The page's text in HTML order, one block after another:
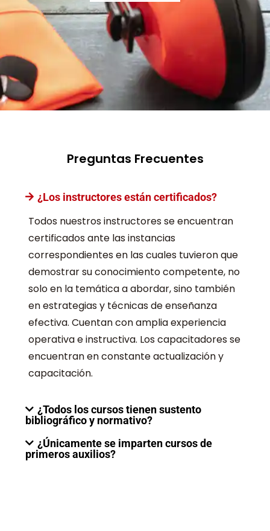
Preguntas Frecuentes
¿Los instructores están certificados?
Todos nuestros instructores se encuentran
certificados ante las instancias
correspondientes en las cuales tuvieron que
demostrar su conocimiento competente, no
solo en la temática a abordar, sino también
en estrategias y técnicas de enseñanza
efectiva. Cuentan con amplia experiencia
operativa e instructiva. Los capacitadores se
encuentran en constante actualización y
capacitación.
¿Todos los cursos tienen sustento
bibliográfico y normativo?
¿Únicamente se imparten cursos de
primeros auxilios?